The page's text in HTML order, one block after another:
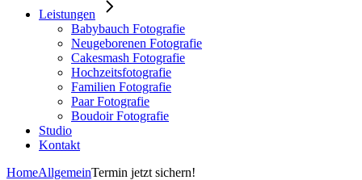
Leistungen
Babybauch Fotografie
Neugeborenen Fotografie
Cakesmash Fotografie
Hochzeitsfotografie
Familien Fotografie
Paar Fotografie
Boudoir Fotografie
Studio
Kontakt
HomeAllgemeinTermin jetzt sichern!